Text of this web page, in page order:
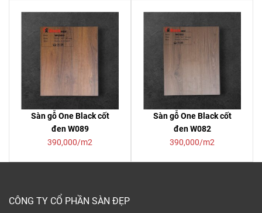
Sàn gỗ One Black cốt
đen W089
390,000/m2
Sàn gỗ One Black cốt
đen W082
390,000/m2
CÔNG TY CỔ PHẦN SÀN ĐẸP